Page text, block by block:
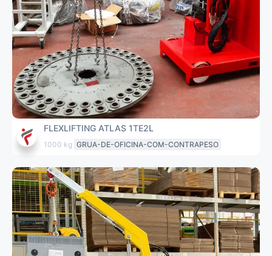
FLEXLIFTING ATLAS 1TE2L
1000 kg GRUA-DE-OFICINA-COM-CONTRAPESO